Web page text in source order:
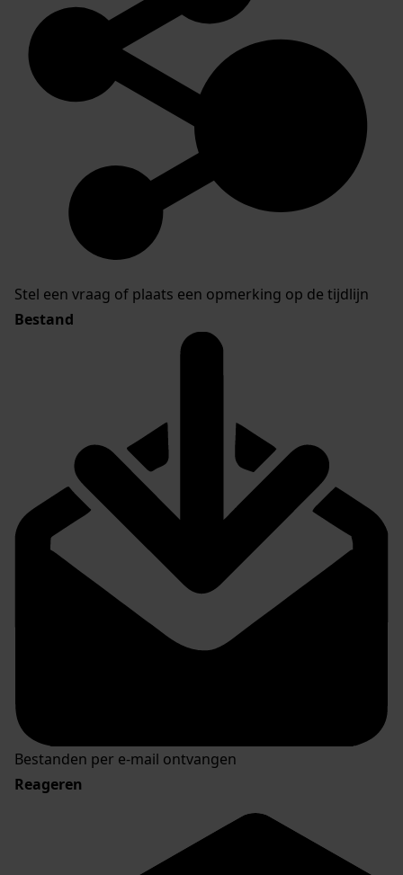
Stel een vraag of plaats een opmerking op de tijdlijn
Bestand
Bestanden per e-mail ontvangen
Reageren